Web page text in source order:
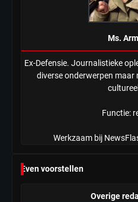
Ms.
Ex-Defensie. Journalistieke
diverse onderwerpen maar
Functie:
Werkzaam bij
Even voorstellen
Overige